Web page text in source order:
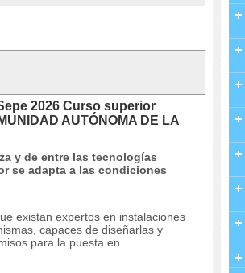
2026 Curso superior
AUTÓNOMA DE LA
y de entre las tecnologías
se adapta a las condiciones
existan expertos en instalaciones
capaces de diseñarlas y
para la puesta en